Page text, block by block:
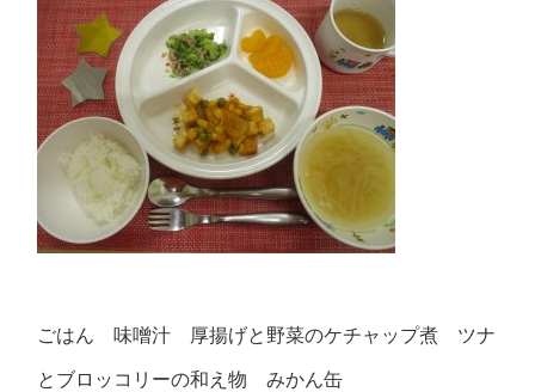
ごはん 味噌汁 厚揚げと野菜のケチャップ煮 ツナ
とブロッコリーの和え物 みかん缶